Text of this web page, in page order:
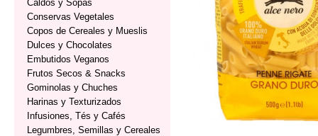
Caldos y Sopas
Conservas Vegetales
Copos de Cereales y Mueslis
Dulces y Chocolates
Embutidos Veganos
Frutos Secos & Snacks
Gominolas y Chuches
Harinas y Texturizados
Infusiones, Tés y Cafés
Legumbres, Semillas y Cereales